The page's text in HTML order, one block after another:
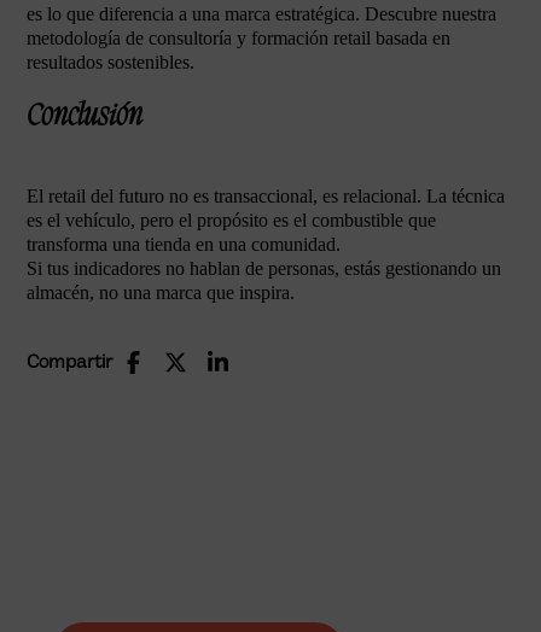
es lo que diferencia a una marca estratégica. Descubre nuestra
metodología de consultoría y formación retail basada en
resultados sostenibles.
Conclusión
El retail del futuro no es transaccional, es relacional. La técnica
es el vehículo, pero el propósito es el combustible que
transforma una tienda en una comunidad.
Si tus indicadores no hablan de personas, estás gestionando un
almacén, no una marca que inspira.
Compartir